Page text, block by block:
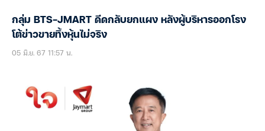
กลุ่ม BTS-JMART ดีดกลับยกแผง หลังผู้บริหารออกโรง
โต้ข่าวขายทิ้งหุ้นไม่จริง
05 มิ.ย. 67 11:57 น.